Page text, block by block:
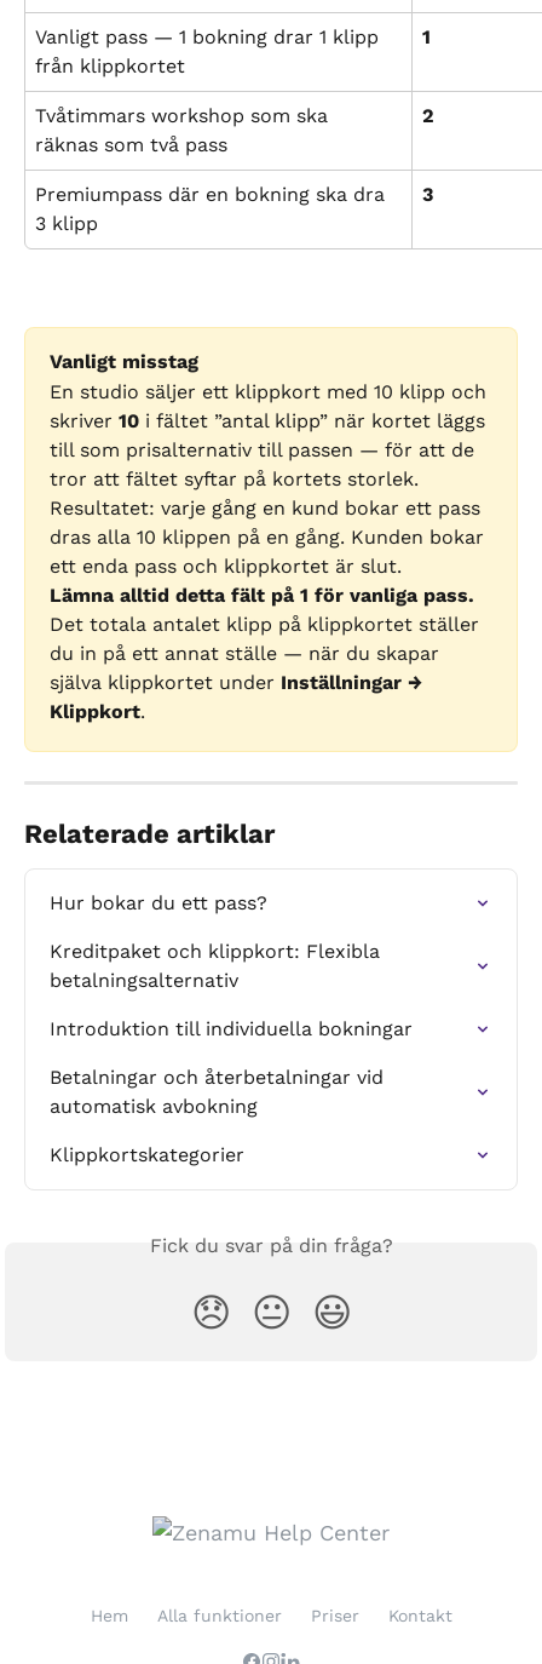
Vanligt pass — 1 bokning drar 1 klipp
från klippkortet
1
Tvåtimmars workshop som ska
räknas som två pass
2
Premiumpass där en bokning ska dra
3 klipp
3
Vanligt misstag
En studio säljer ett klippkort med 10 klipp och
skriver 10 i fältet ”antal klipp” när kortet läggs
till som prisalternativ till passen — för att de
tror att fältet syftar på kortets storlek.
Resultatet: varje gång en kund bokar ett pass
dras alla 10 klippen på en gång. Kunden bokar
ett enda pass och klippkortet är slut.
Lämna alltid detta fält på 1 för vanliga pass.
Det totala antalet klipp på klippkortet ställer
du in på ett annat ställe — när du skapar
själva klippkortet under Inställningar →
Klippkort.
Relaterade artiklar
Hur bokar du ett pass?
Kreditpaket och klippkort: Flexibla
betalningsalternativ
Introduktion till individuella bokningar
Betalningar och återbetalningar vid
automatisk avbokning
Klippkortskategorier
Fick du svar på din fråga?
😞 😐 😃
Hem Alla funktioner Priser Kontakt